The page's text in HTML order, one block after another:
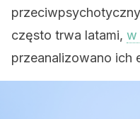
często trwa latami, w
przeanalizowano ich